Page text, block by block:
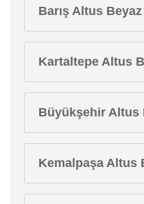
Barış Altus
Kartaltepe Altus
Büyükşehir Altus
Kemalpaşa Altus